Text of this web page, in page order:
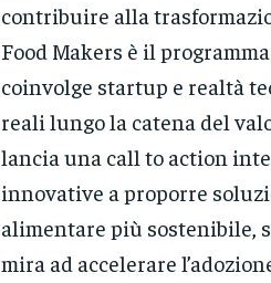
contribuire alla
Food Makers è il
coinvolge startup e realtà
reali lungo la catena del
lancia una call to action
innovative a proporre
alimentare più sostenibile,
mira ad accelerare